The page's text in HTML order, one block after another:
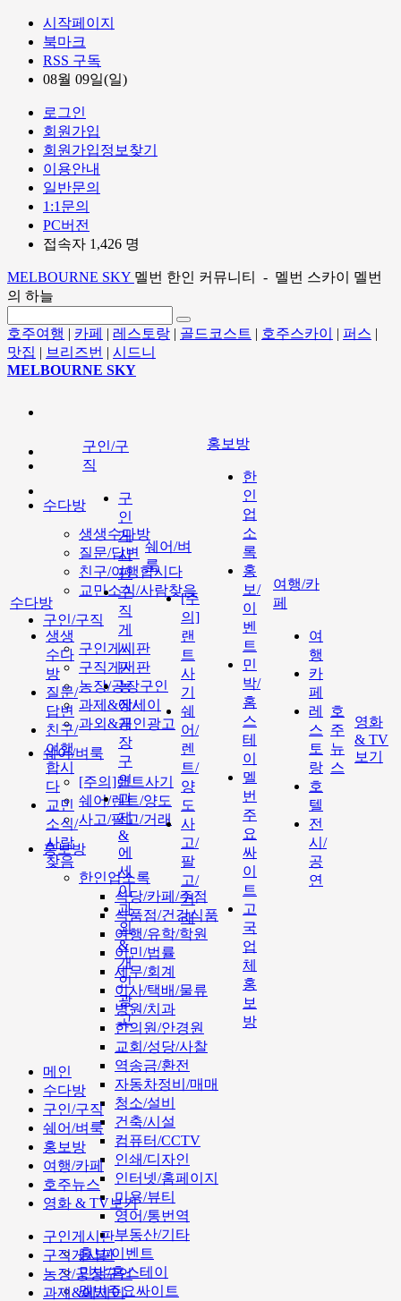
시작페이지
북마크
RSS 구독
08월 09일(일)
로그인
회원가입
회원가입정보찾기
이용안내
일반문의
1:1문의
PC버전
접속자 1,426 명
MELBOURNE SKY 멜번 한인 커뮤니티 - 멜번 스카이 멜번
의 하늘
호주여행 | 카페 | 레스토랑 | 골드코스트 | 호주스카이 | 퍼스 |
맛집 | 브리즈번 | 시드니
MELBOURNE SKY
수다방
생생수다방
질문/답변
친구/여행합시다
교민소식/사람찾음
구인/구직
구인게시판
구직게시판
농장/공장구인
과제&에세이
과외&개인광고
쉐어/벼룩
[주의]랜트사기
쉐어/렌트/양도
사고/팔고/거래
홍보방
한인업소록
식당/카페/주점
식품점/건강식품
여행/유학/학원
이민/법률
세무/회계
이사/택배/물류
병원/치과
한의원/안경원
교회/성당/사찰
역송금/환전
자동차정비/매매
청소/설비
건축/시설
컴퓨터/CCTV
인쇄/디자인
인터넷/홈페이지
미용/뷰티
영어/통번역
부동산/기타
홍보/이벤트
민박/홈스테이
멜번주요싸이트
수다방
생생
수다
방
질문/
답변
친구/
여행
합시
다
교민
소식/
사람
찾음
구인/구
직
구
인
게
시
판
구
직
게
시
판
농
장/
공
장
구
인
과
제
&
에
세
이
과
외
&
개
인
광
고
쉐어/벼
룩
[주
의]
랜
트
사
기
쉐
어/
렌
트/
양
도
사
고/
팔
고/
거
래
홍보방
한
인
업
소
록
홍
보/
이
벤
트
민
박/
홈
스
테
이
멜
번
주
요
싸
이
트
고
국
업
체
홍
보
방
여행/카
페
여
행
카
페
레
스
토
랑
호
텔
전
시/
공
연
호
주
뉴
스
영화
& TV
보기
메인
수다방
구인/구직
쉐어/벼룩
홍보방
여행/카페
호주뉴스
영화 & TV보기
구인게시판
구직게시판
농장/공장구인
과제&에세이